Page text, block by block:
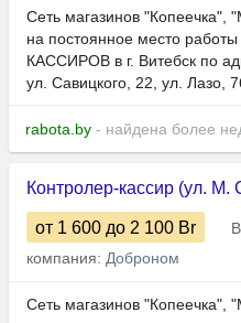
Сеть магазинов "Копеечка",
на постоянное место
КАССИРОВ в г. Витебск по
ул. Савицкого, 22, ул. Лазо,
rabota.by - найдена более
Контролер-кассир (ул. М.
от 1 600 до 2 100 Br
компания: Доброном
Сеть магазинов "Копеечка",